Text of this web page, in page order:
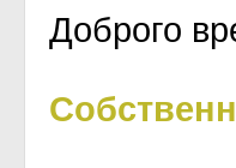
Доброго